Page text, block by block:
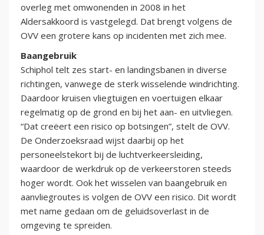
overleg met omwonenden in 2008 in het
Aldersakkoord is vastgelegd. Dat brengt volgens de
OVV een grotere kans op incidenten met zich mee.
Baangebruik
Schiphol telt zes start- en landingsbanen in diverse
richtingen, vanwege de sterk wisselende windrichting.
Daardoor kruisen vliegtuigen en voertuigen elkaar
regelmatig op de grond en bij het aan- en uitvliegen.
“Dat creëert een risico op botsingen”, stelt de OVV.
De Onderzoeksraad wijst daarbij op het
personeelstekort bij de luchtverkeersleiding,
waardoor de werkdruk op de verkeerstoren steeds
hoger wordt. Ook het wisselen van baangebruik en
aanvliegroutes is volgen de OVV een risico. Dit wordt
met name gedaan om de geluidsoverlast in de
omgeving te spreiden.